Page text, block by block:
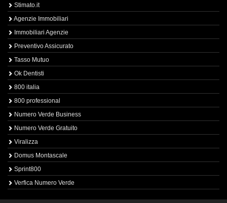
Stimato.it
Agenzie Immobiliari
Immobiliari Agenzie
Preventivo Assicurato
Tasso Mutuo
Ok Dentisti
800 italia
800 professional
Numero Verde Business
Numero Verde Gratuito
Viralizza
Domus Montascale
Sprint800
Verfica Numero Verde